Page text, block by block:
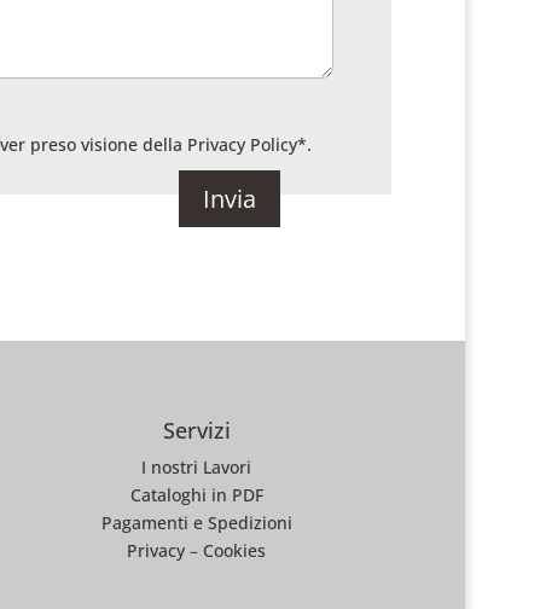
preso visione della Privacy Policy*.
Servizi
I nostri Lavori
Cataloghi in PDF
Pagamenti e Spedizioni
Privacy – Cookies